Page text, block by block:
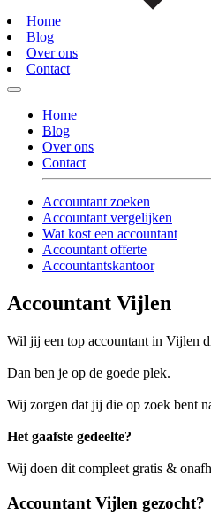
Home
Blog
Over ons
Contact
Home
Blog
Over ons
Contact
Accountant zoeken
Accountant vergelijken
Wat kost een accountant
Accountant offerte
Accountantskantoor
Accountant Vijlen
Wil jij een top accountant in Vijlen
Dan ben je op de goede plek.
Wij zorgen dat jij die op zoek bent
Het gaafste gedeelte?
Wij doen dit compleet gratis &
Accountant Vijlen gezocht?